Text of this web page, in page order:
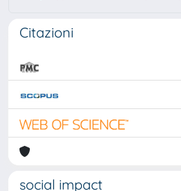
Citazioni
social impact